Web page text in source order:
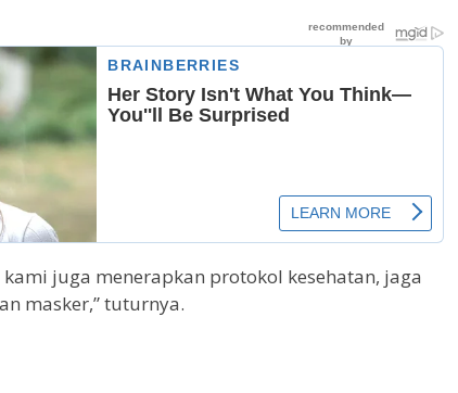
juga menerapkan protokol kesehatan, jaga
masker,” tuturnya.